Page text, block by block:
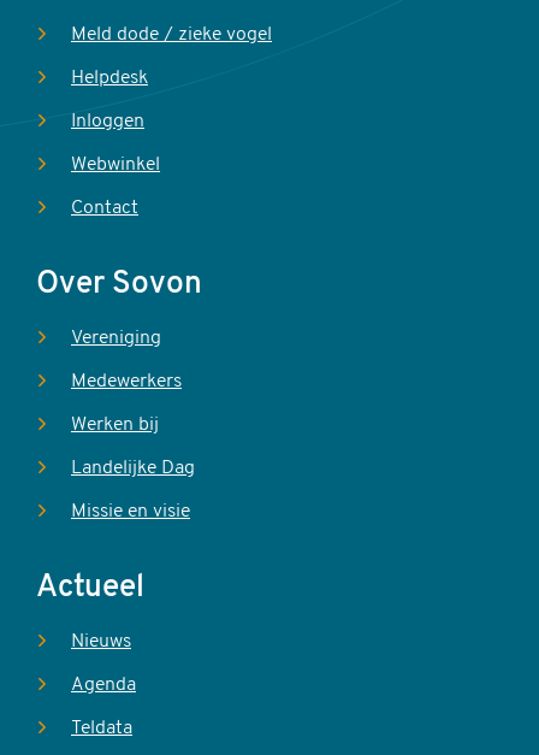
Meld dode / zieke vogel
Helpdesk
Inloggen
Webwinkel
Contact
Over Sovon
Vereniging
Medewerkers
Werken bij
Landelijke Dag
Missie en visie
Actueel
Nieuws
Agenda
Teldata